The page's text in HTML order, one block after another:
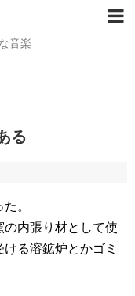
音楽
る
。
内張り材として使
る溶鉱炉とかゴミ